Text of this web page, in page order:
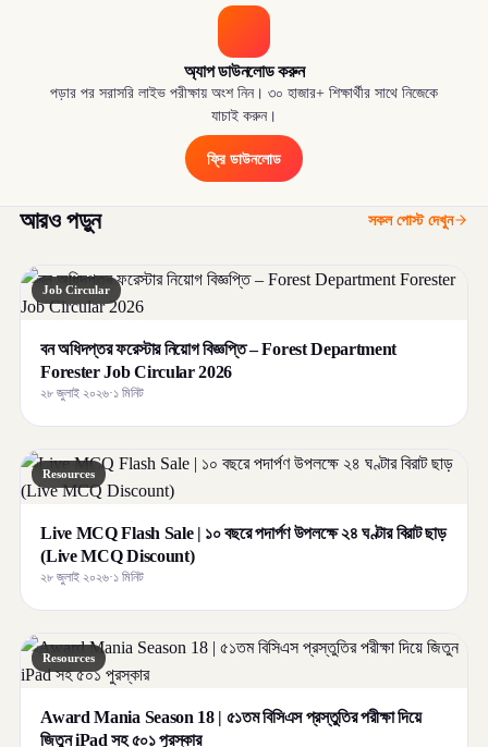
অ্যাপ ডাউনলোড করুন
পড়ার পর সরাসরি লাইভ পরীক্ষায় অংশ নিন। ৩০ হাজার+ শিক্ষার্থীর সাথে নিজেকে
যাচাই করুন।
ফ্রি ডাউনলোড
আরও পড়ুন সকল পোস্ট দেখুন
Job Circular
বন অধিদপ্তর ফরেস্টার নিয়োগ বিজ্ঞপ্তি – Forest Department
Forester Job Circular 2026
২৮ জুলাই ২০২৬·১ মিনিট
Resources
Live MCQ Flash Sale | ১০ বছরে পদার্পণ উপলক্ষে ২৪ ঘণ্টার বিরাট ছাড়
(Live MCQ Discount)
২৮ জুলাই ২০২৬·১ মিনিট
Resources
Award Mania Season 18 | ৫১তম বিসিএস প্রস্তুতির পরীক্ষা দিয়ে
জিতুন iPad সহ ৫০১ পুরস্কার